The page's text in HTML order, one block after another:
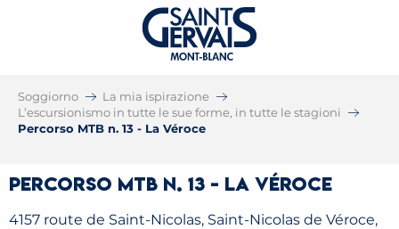
Soggiorno
La mia ispirazione
L’escursionismo in tutte le sue forme, in tutte le stagioni
Percorso MTB n. 13 - La Véroce
Percorso MTB n. 13 - La Véroce
4157 route de Saint-Nicolas, Saint-Nicolas de Véroce,